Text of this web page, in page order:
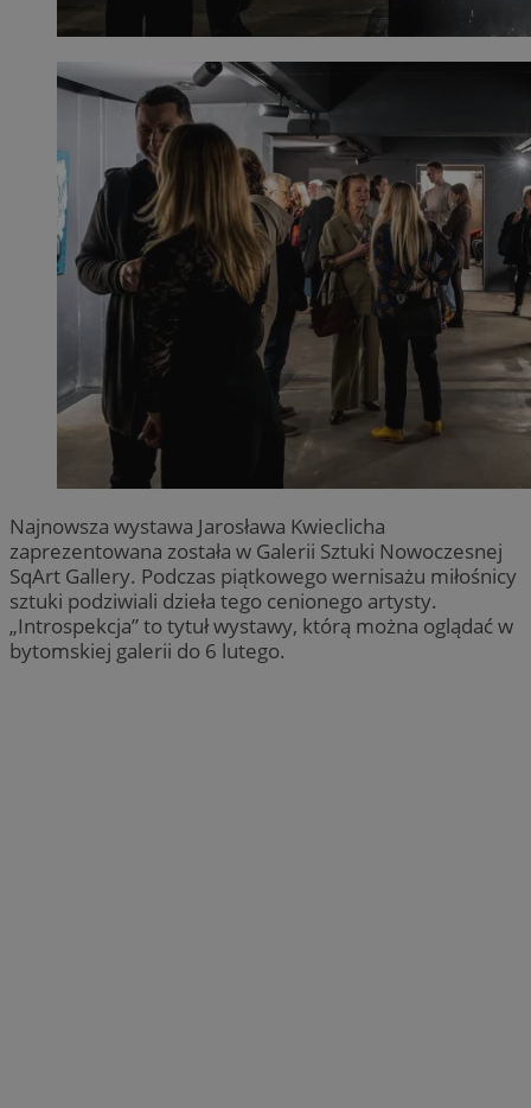
Najnowsza wystawa Jarosława Kwieclicha
zaprezentowana została w Galerii Sztuki Nowoczesnej
SqArt Gallery. Podczas piątkowego wernisażu miłośnicy
sztuki podziwiali dzieła tego cenionego artysty.
„Introspekcja” to tytuł wystawy, którą można oglądać w
bytomskiej galerii do 6 lutego.